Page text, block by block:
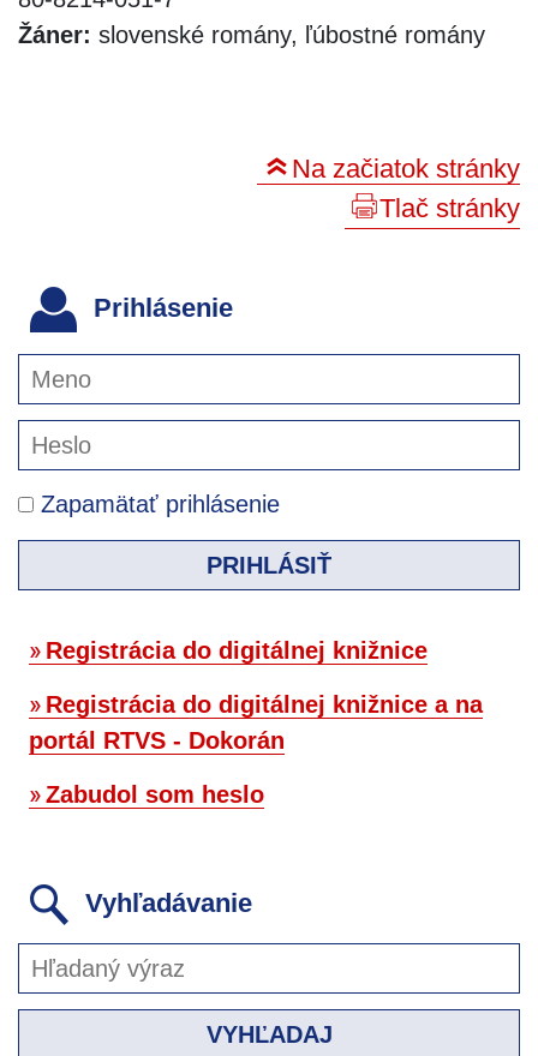
Žáner: slovenské romány, ľúbostné romány
Na začiatok stránky
Tlač stránky
Prihlásenie
Zapamätať prihlásenie
PRIHLÁSIŤ
Registrácia do digitálnej knižnice
Registrácia do digitálnej knižnice a na
portál RTVS - Dokorán
Zabudol som heslo
Vyhľadávanie
VYHĽADAJ